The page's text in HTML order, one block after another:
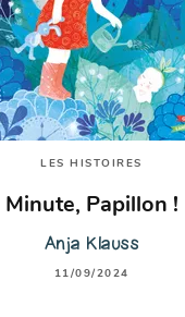
LES HISTOIRES
Minute, Papillon !
Anja Klauss
11/09/2024